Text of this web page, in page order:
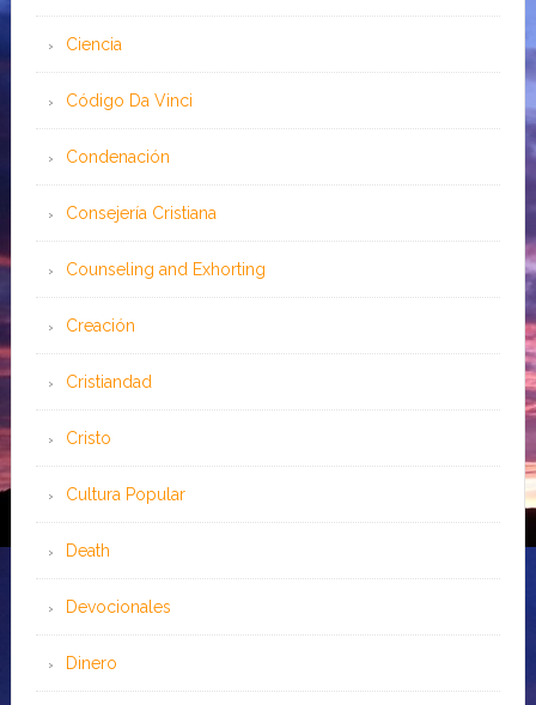
Ciencia
Código Da Vinci
Condenación
Consejería Cristiana
Counseling and Exhorting
Creación
Cristiandad
Cristo
Cultura Popular
Death
Devocionales
Dinero